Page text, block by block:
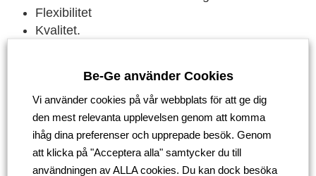
Flexibilitet
Kvalitet.
Be-Ge använder Cookies
Vi använder cookies på vår webbplats för att ge dig
den mest relevanta upplevelsen genom att komma
ihåg dina preferenser och upprepade besök. Genom
att klicka på "Acceptera alla" samtycker du till
användningen av ALLA cookies. Du kan dock besöka